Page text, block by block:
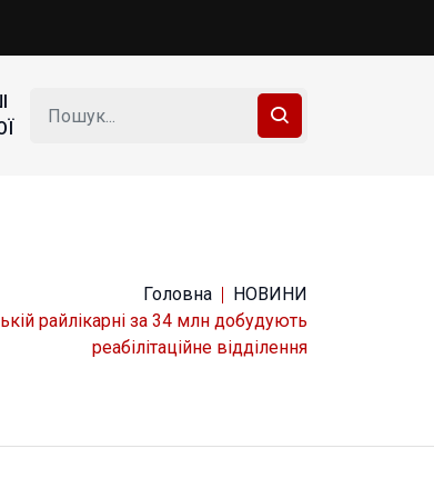
Головна
НОВИНИ
райлікарні за 34 млн добудують
реабілітаційне відділення